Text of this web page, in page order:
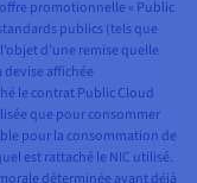
promotionnelle « Public
publics (tels que
d’une remise quelle
devise affichée
le contrat Public Cloud
que pour consommer
pour la consommation de
est rattaché le NIC utilisé.
déterminée ayant déjà